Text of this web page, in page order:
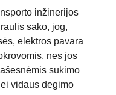
inžinerijos
sako, jog,
elektros pavara
nes jos
sukimo
vidaus degimo